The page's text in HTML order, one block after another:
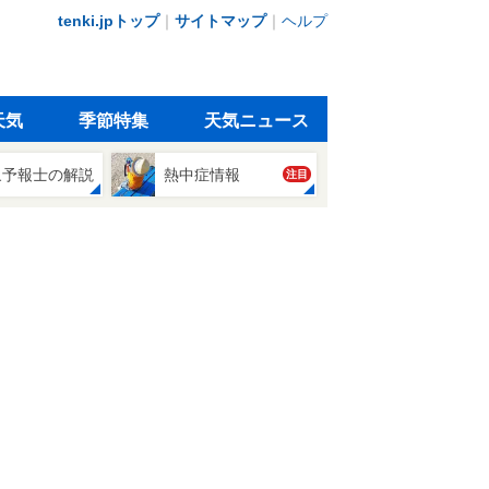
tenki.jpトップ｜ サイトマップ｜ ヘルプ
気 季節特集 天気ニュース
報士の解説 熱中症情報 注目